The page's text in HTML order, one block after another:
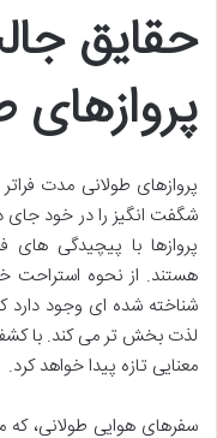
حقایق
پروازهای طولانی مدت
شگفت انگیز را در خود جای
پروازها با پیچیدگی های
هستند. از نحوه استراحت
شناخته شده ای وجود دارد
لذت بخش تر می کند. با
معنایی تازه پیدا خواهد کرد.
سفرهای هوایی طولانی، که